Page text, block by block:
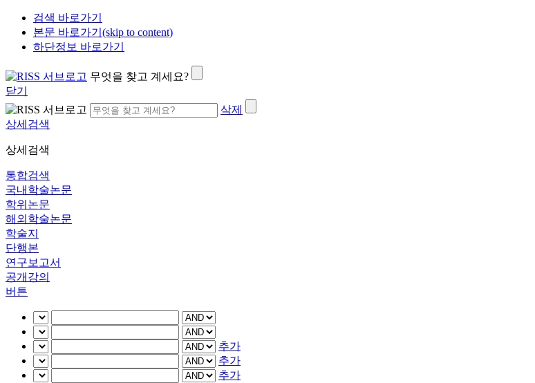
검색 바로가기
본문 바로가기(skip to content)
하단정보 바로가기
무엇을 찾고 계세요?
닫기
삭제
상세검색
상세검색
통합검색
국내학술논문
학위논문
해외학술논문
학술지
단행본
연구보고서
공개강의
버튼
추가
추가
추가